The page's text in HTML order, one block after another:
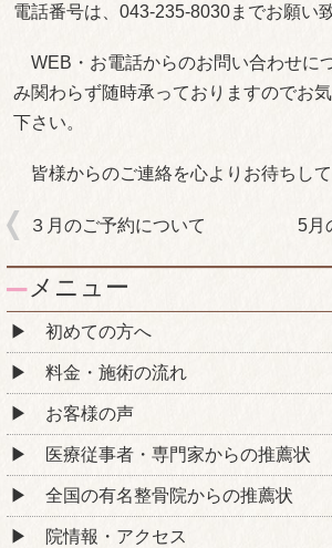
電話番号は、043‐235‐8030までお願い
WEB・お電話からのお問い合わせに
み関わらず随時承っておりますのでお
下さい。
皆様からのご連絡を心よりお待ちして
３月のご予約について 5月
メニュー
初めての方へ
料金・施術の流れ
お客様の声
医療従事者・専門家からの推薦状
全国の有名整骨院からの推薦状
院情報・アクセス